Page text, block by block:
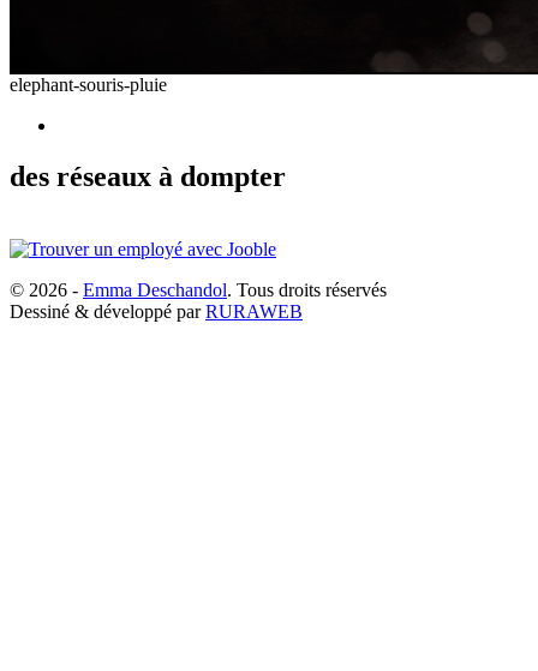
elephant-souris-pluie
des réseaux à dompter
© 2026 - Emma Deschandol. Tous droits réservés
Dessiné & développé parRURAWEB